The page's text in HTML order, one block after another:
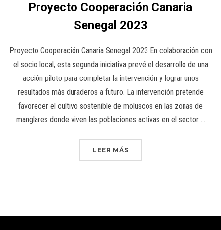
Proyecto Cooperación Canaria
Senegal 2023
Proyecto Cooperación Canaria Senegal 2023 En colaboración con
el socio local, esta segunda iniciativa prevé el desarrollo de una
acción piloto para completar la intervención y lograr unos
resultados más duraderos a futuro. La intervención pretende
favorecer el cultivo sostenible de moluscos en las zonas de
manglares donde viven las poblaciones activas en el sector …
LEER MÁS